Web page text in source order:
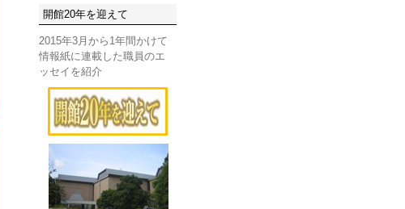
開館20年を迎えて
2015年3月から1年間かけて
情報紙に連載した職員のエ
ッセイを紹介